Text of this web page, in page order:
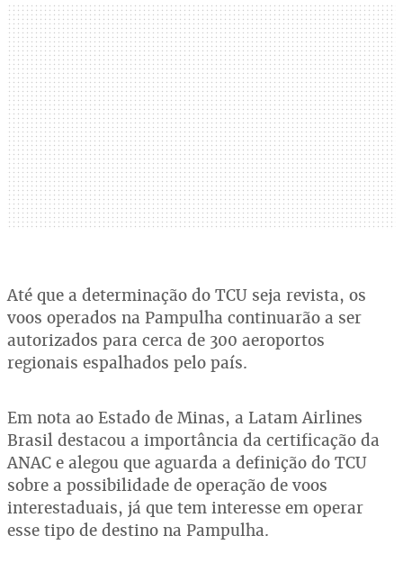
Até que a determinação do TCU seja revista, os
voos operados na Pampulha continuarão a ser
autorizados para cerca de 300 aeroportos
regionais espalhados pelo país.
Em nota ao Estado de Minas, a Latam Airlines
Brasil destacou a importância da certificação da
ANAC e alegou que aguarda a definição do TCU
sobre a possibilidade de operação de voos
interestaduais, já que tem interesse em operar
esse tipo de destino na Pampulha.